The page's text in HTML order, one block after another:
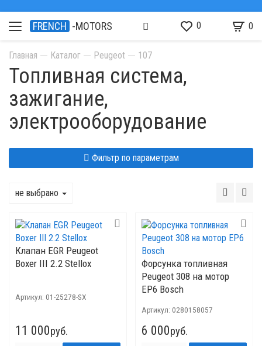
FRENCH -MOTORS 0 0
Главная Каталог Peugeot 107
Топливная система,
зажигание,
электрооборудование
Фильтр по параметрам
не выбрано
Клапан EGR Peugeot
Boxer III 2.2 Stellox
Артикул: 01-25278-SX
11 000руб.
Форсунка топливная
Peugeot 308 на мотор
EP6 Bosch
Артикул: 0280158057
6 000руб.